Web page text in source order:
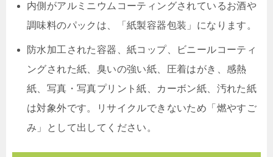
内側がアルミニウムコーティングされているお酒や
調味料のパックは、「紙製容器包装」になります。
防水加工された容器、紙コップ、ビニールコーティ
ングされた紙、臭いの強い紙、圧着はがき、感熱
紙、写真・写真プリント紙、カーボン紙、汚れた紙
は対象外です。リサイクルできないため「燃やすご
み」として出してください。